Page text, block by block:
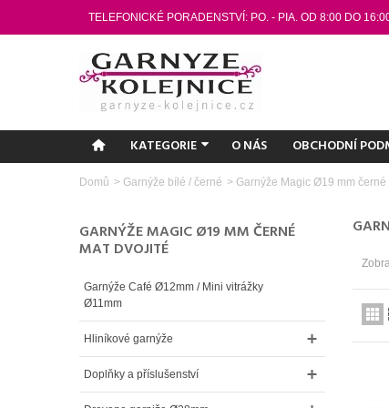
TELEFONICKÉ PORADENSTVÍ: PO. - PIA. OD 8:00 DO
KATEGORIE O NÁS OBCHODNÍ
Domů > Garnýže bílé / černé > Garnýže Magic Ø19 mm černé
GARNÝŽE MAGIC Ø19 MM ČERNÉ
MAT DVOJITÉ
Garnýže Café Ø12mm / Mini vitrážky
Ø11mm
Hliníkové garnýže
Doplňky a příslušenství